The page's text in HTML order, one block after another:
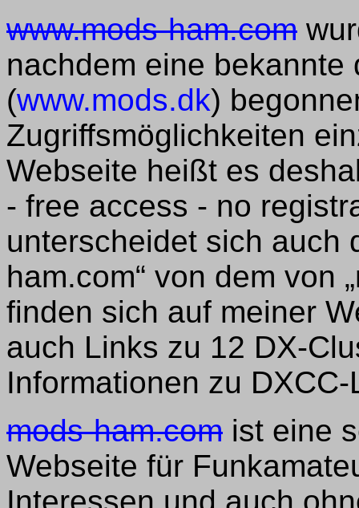
www.mods-ham.com
nachdem eine bekannte
(www.mods.dk)
Zugriffsmöglichkeiten
Webseite heißt es
- free access - no
unterscheidet sich auch
ham.com“ von dem von
finden sich auf meiner
auch Links zu 12 DX-
Informationen zu
mods-ham.com ist eine
Webseite für